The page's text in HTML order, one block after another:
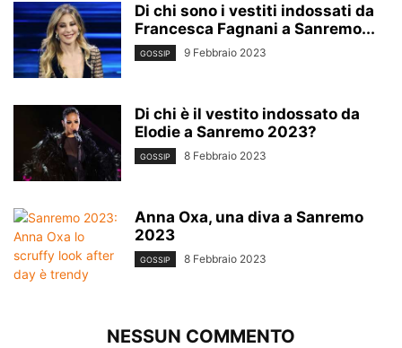
Di chi sono i vestiti indossati da
Francesca Fagnani a Sanremo...
GOSSIP 9 Febbraio 2023
Di chi è il vestito indossato da
Elodie a Sanremo 2023?
GOSSIP 8 Febbraio 2023
Anna Oxa, una diva a Sanremo
2023
GOSSIP 8 Febbraio 2023
NESSUN COMMENTO